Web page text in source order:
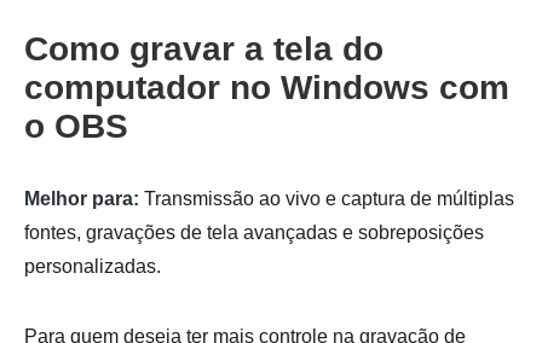
Passo 1.
Como gravar a tela do
computador no Windows com
o OBS
Melhor para: Transmissão ao vivo e captura de múltiplas
fontes, gravações de tela avançadas e sobreposições
personalizadas.
Para quem deseja ter mais controle na gravação de